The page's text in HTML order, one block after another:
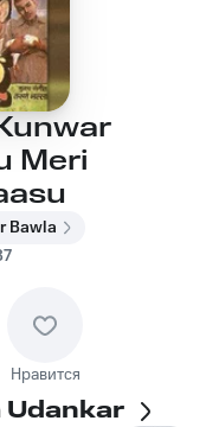
Meri
Bawla
Нравится
Udankar